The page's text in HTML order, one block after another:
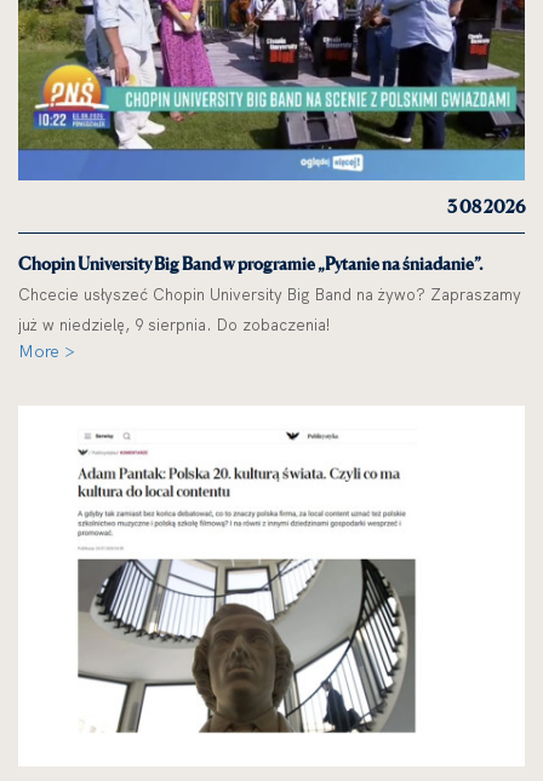
3 08 2026
Chopin University Big Band w programie „Pytanie na śniadanie”.
Chcecie usłyszeć Chopin University Big Band na żywo? Zapraszamy
już w niedzielę, 9 sierpnia. Do zobaczenia!
More >